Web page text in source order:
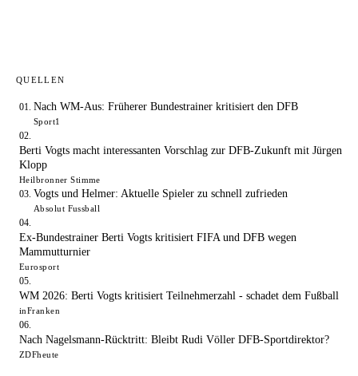
QUELLEN
Nach WM-Aus: Früherer Bundestrainer kritisiert den DFB
Sport1
Berti Vogts macht interessanten Vorschlag zur DFB-Zukunft mit Jürgen
Klopp
Heilbronner Stimme
Vogts und Helmer: Aktuelle Spieler zu schnell zufrieden
Absolut Fussball
Ex-Bundestrainer Berti Vogts kritisiert FIFA und DFB wegen
Mammutturnier
Eurosport
WM 2026: Berti Vogts kritisiert Teilnehmerzahl - schadet dem Fußball
inFranken
Nach Nagelsmann-Rücktritt: Bleibt Rudi Völler DFB-Sportdirektor?
ZDFheute